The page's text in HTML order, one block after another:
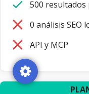
500
0 análisis SEO
API y MCP